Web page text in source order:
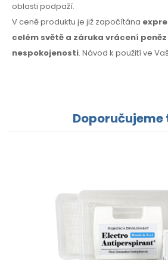
oblasti podpaží.
V ceně produktu je již započítána
celém světě a záruka vrácení peněz
nespokojenosti. Návod k použitíve
Doporučujeme